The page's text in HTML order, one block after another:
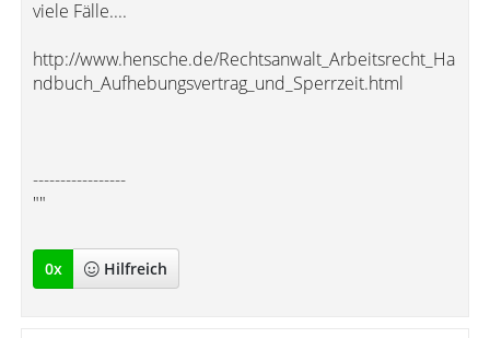
viele Fälle....
http://www.hensche.de/Rechtsanwalt_Arbeitsrecht_Ha
ndbuch_Aufhebungsvertrag_und_Sperrzeit.html
-----------------
""
0x Hilfreich